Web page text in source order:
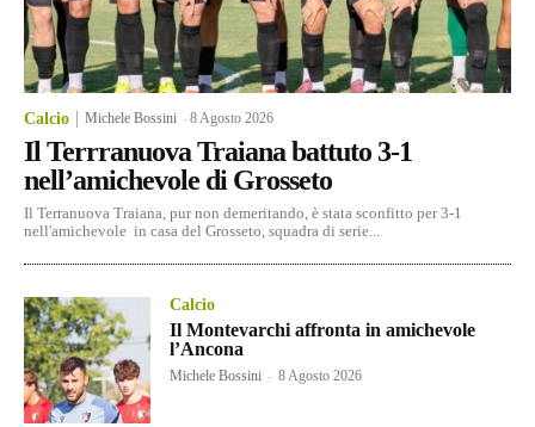
Calcio Michele Bossini -8 Agosto 2026
Il Terrranuova Traiana battuto 3-1
nell’amichevole di Grosseto
Il Terranuova Traiana, pur non demeritando, è stata sconfitto per 3-1
nell'amichevole in casa del Grosseto, squadra di serie...
Calcio
Il Montevarchi affronta in amichevole
l’Ancona
Michele Bossini - 8 Agosto 2026